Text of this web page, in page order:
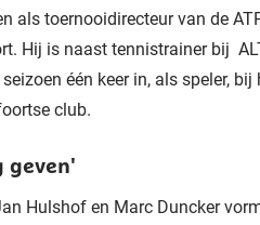
als toernooidirecteur van de
Hij is naast tennistrainer bij
één keer in, als speler, bij
club.
geven'
Hulshof en Marc Duncker